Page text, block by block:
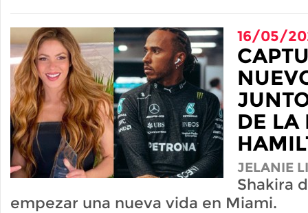
16/05/
DE LA
JELANIE
Shakira
empezar una nueva vida en Miami.